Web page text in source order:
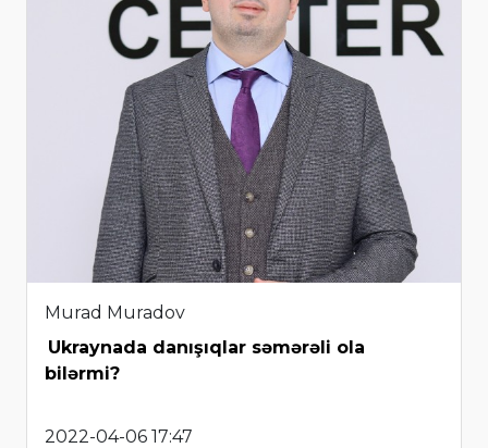
Murad Muradov
Ukraynada danışıqlar səmərəli ola
bilərmi?
2022-04-06 17:47